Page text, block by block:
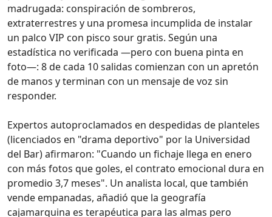
madrugada: conspiración de sombreros,
extraterrestres y una promesa incumplida de instalar
un palco VIP con pisco sour gratis. Según una
estadística no verificada —pero con buena pinta en
foto—: 8 de cada 10 salidas comienzan con un apretón
de manos y terminan con un mensaje de voz sin
responder.
Expertos autoproclamados en despedidas de planteles
(licenciados en "drama deportivo" por la Universidad
del Bar) afirmaron: "Cuando un fichaje llega en enero
con más fotos que goles, el contrato emocional dura en
promedio 3,7 meses". Un analista local, que también
vende empanadas, añadió que la geografía
cajamarquina es terapéutica para las almas pero